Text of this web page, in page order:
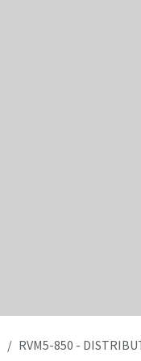
RVM5-850 -